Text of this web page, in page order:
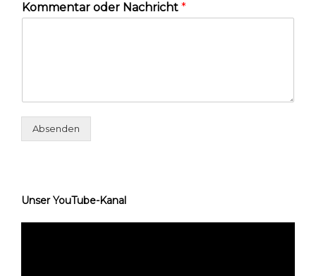
Kommentar oder Nachricht *
Absenden
Unser YouTube-Kanal